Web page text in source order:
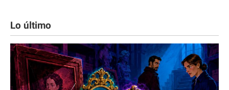
Lo último